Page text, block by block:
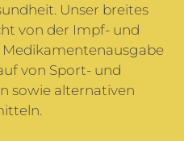
Unser breites
von der Impf- und
von Sport- und
sowie alternativen